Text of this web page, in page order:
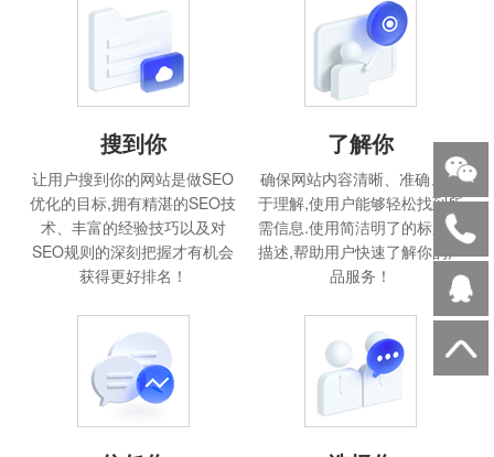
搜到你
让用户搜到你的网站是做SEO
优化的目标,拥有精湛的SEO技
术、丰富的经验技巧以及对
SEO规则的深刻把握才有机会
获得更好排名！
了解你
确保网站内容清晰、准确、易
于理解,使用户能够轻松找到所
需信息.使用简洁明了的标题和
描述,帮助用户快速了解你的产
品服务！